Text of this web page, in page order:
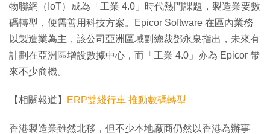
物聯網（IoT）成為「工業 4.0」時代熱門課題，製造業要數
碼轉型，便需善用科技方案。Epicor Software 在區內業務
以製造業為主，該公司亞洲區域副總裁鄧永泉指出，未來有
計劃在亞洲區增設數據中心，而「工業 4.0」亦為 Epicor 帶
來不少商機。
【相關報道】 ERP雙綫行車 推動數碼轉型
香港製造業雖然北移，但不少本地廠商仍然以香港為辦事